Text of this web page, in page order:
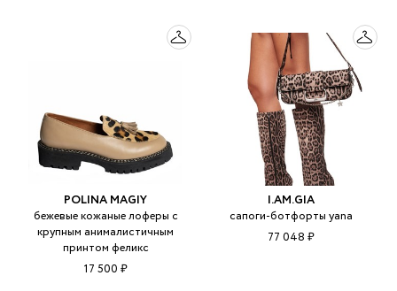
POLINA MAGIY
бежевые кожаные лоферы с
крупным анималистичным
принтом феликс
17 500 ₽
I.AM.GIA
сапоги-ботфорты yana
77 048 ₽